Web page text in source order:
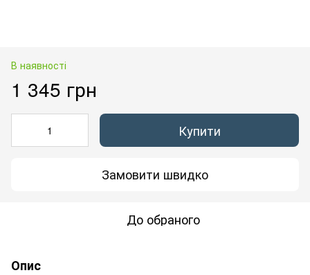
В наявності
1 345 грн
Купити
Замовити швидко
До обраного
Опис